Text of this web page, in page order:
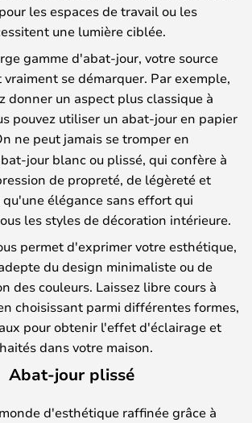
les espaces de travail ou les
une lumière ciblée.
gamme d'abat-jour, votre source
se démarquer. Par exemple,
donner un aspect plus classique à
pouvez utiliser un abat-jour en papier
ne peut jamais se tromper en
jour blanc ou plissé, qui confère à
de propreté, de légèreté et
élégance sans effort qui
les styles de décoration intérieure.
permet d'exprimer votre esthétique,
du design minimaliste ou de
des couleurs. Laissez libre cours à
choisissant parmi différentes formes,
pour obtenir l'effet d'éclairage et
dans votre maison.
Abat-jour plissé
d'esthétique raffinée grâce à